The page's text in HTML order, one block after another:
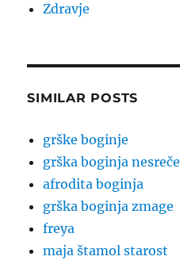
Zdravje
SIMILAR POSTS
grške boginje
grška boginja nesreče
afrodita boginja
grška boginja zmage
freya
maja štamol starost